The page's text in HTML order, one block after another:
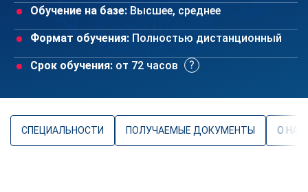
Обучение на базе: Высшее, среднее
Формат обучения: Полностью дистанционный
Срок обучения: от 72 часов
СПЕЦИАЛЬНОСТИ ПОЛУЧАЕМЫЕ ДОКУМЕНТЫ О